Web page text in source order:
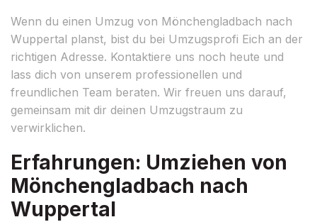
Wenn du einen Umzug von Mönchengladbach nach
Wuppertal planst, bist du bei Umzugsprofi Eich an der
richtigen Adresse. Kontaktiere uns noch heute und
lass dich von unserem professionellen und
freundlichen Team beraten. Wir freuen uns darauf,
gemeinsam mit dir deinen Umzugstraum zu
verwirklichen.
Erfahrungen: Umziehen von
Mönchengladbach nach
Wuppertal